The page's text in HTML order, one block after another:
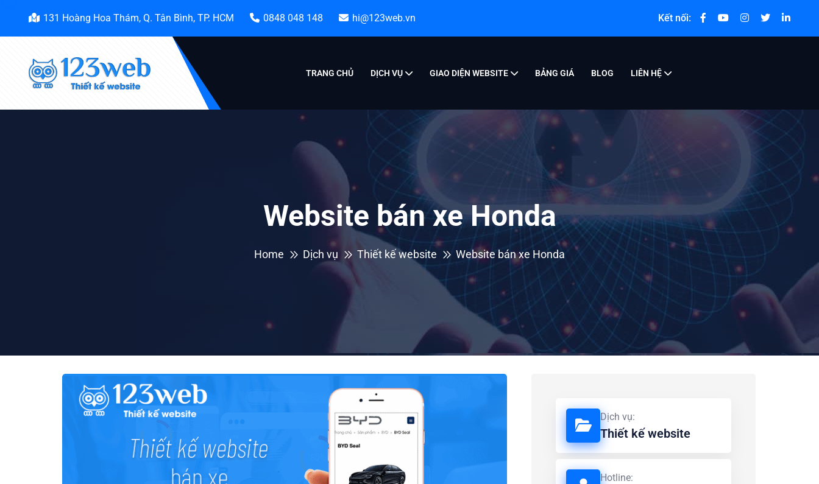
131 Hoàng Hoa Thám, Q. Tân Bình, TP. HCM 0848 048 148 hi@123web.vn Kết nối:
TRANG CHỦ DỊCH VỤ GIAO DIỆN WEBSITE BẢNG GIÁ BLOG LIÊN HỆ
Website bán xe Honda
Home Dịch vụ Thiết kế website Website bán xe Honda
Dịch vụ:
Thiết kế website
Hotline: